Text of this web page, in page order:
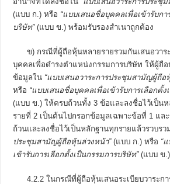
(แบบ ก.) หรือ “แบบเสนอชื่อบุคคลเพื่อเข้ารับกา
บริษัท”(แบบ ข.) พร้อมรับรองสำเนาถูกต้อง
ข) กรณีที่ผู้ถือหุ้นหลายรายรวมกันเสนอวาร
บุคคลเพื่อดำรงตำแหน่งกรรมการบริษัท ให้ผู้ถื
ข้อมูลใน “แบบเสนอวาระการประชุมสามัญผู้ถือ
หรือ “แบบเสนอชื่อบุคคลเพื่อเข้ารับการเลือกตั้ง
(แบบ ข.) ให้ครบถ้วนทั้ง 3 ข้อและลงชื่อไว้เป็น
รายที่ 2 เป็นต้นไปกรอกข้อมูลเฉพาะข้อที่ 1 แล
ถ้วนและลงชื่อไว้เป็นหลักฐานทุกรายแล้วรวบรว
ประชุมสามัญผู้ถือหุ้นล่วงหน้า”(แบบ ก.) หรือ “
เข้ารับการเลือกตั้งเป็นกรรมการบริษัท”(แบบ ข
4.2.2 ในกรณีที่ผู้ถือหุ้นเสนอระเบียบวาระกา